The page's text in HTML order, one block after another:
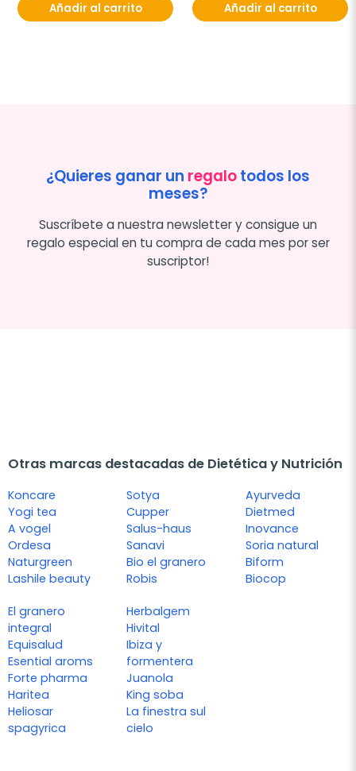
Añadir al carrito Añadir al carrito
¿Quieres ganar un regalotodos los
meses?
Suscríbete a nuestra newsletter y consigue un
regalo especial en tu compra de cada mes por ser
suscriptor!
Otras marcas destacadas de Dietética y Nutrición
Koncare
Yogi tea
A vogel
Ordesa
Naturgreen
Lashile beauty
Sotya
Cupper
Salus-haus
Sanavi
Bio el granero
Robis
Ayurveda
Dietmed
Inovance
Soria natural
Biform
Biocop
El granero
integral
Equisalud
Esential aroms
Forte pharma
Haritea
Heliosar
spagyrica
Herbalgem
Hivital
Ibiza y
formentera
Juanola
King soba
La finestra sul
cielo